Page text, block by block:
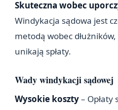
Skuteczna wobec
Windykacja sądowa jest
metodą wobec
unikają spłaty.
Wady windykacji sądowej
Wysokie koszty– Opłaty